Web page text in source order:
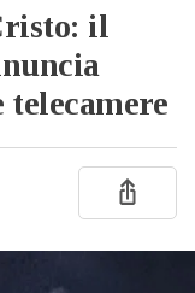
il
telecamere